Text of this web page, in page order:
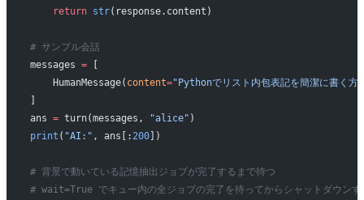
    return
str(response.content)
# サンプル会話
messages = [
    HumanMessage(
content="Pythonでリスト内包表記を簡潔に書く方
]
ans = turn(messages, "alice" )
print ( "AI:" , ans[: 200])
# 背景で動いている記憶抽出ジョブが完了するまで待つ
# wait=True でキュー内の全ジョブの完了を待ってからシャットダウンす